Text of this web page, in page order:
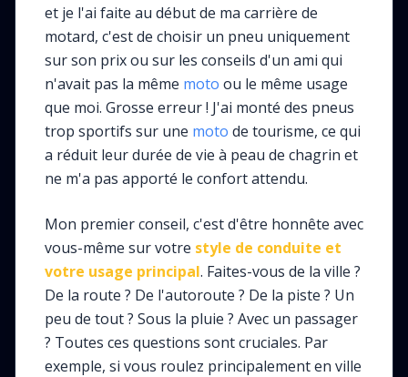
et je l'ai faite au début de ma carrière de
motard, c'est de choisir un pneu uniquement
sur son prix ou sur les conseils d'un ami qui
n'avait pas la même moto ou le même usage
que moi. Grosse erreur ! J'ai monté des pneus
trop sportifs sur une moto de tourisme, ce qui
a réduit leur durée de vie à peau de chagrin et
ne m'a pas apporté le confort attendu.
Mon premier conseil, c'est d'être honnête avec
vous-même sur votre style de conduite et
votre usage principal. Faites-vous de la ville ?
De la route ? De l'autoroute ? De la piste ? Un
peu de tout ? Sous la pluie ? Avec un passager
? Toutes ces questions sont cruciales. Par
exemple, si vous roulez principalement en ville